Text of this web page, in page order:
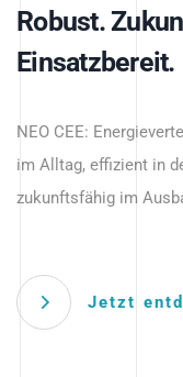
Robust.
Einsatzbereit.
NEO CEE:
im Alltag, effizient in
zukunftsfähig im
Jetzt
Intelligenz
Anwendungen –
zukunftsfähig.